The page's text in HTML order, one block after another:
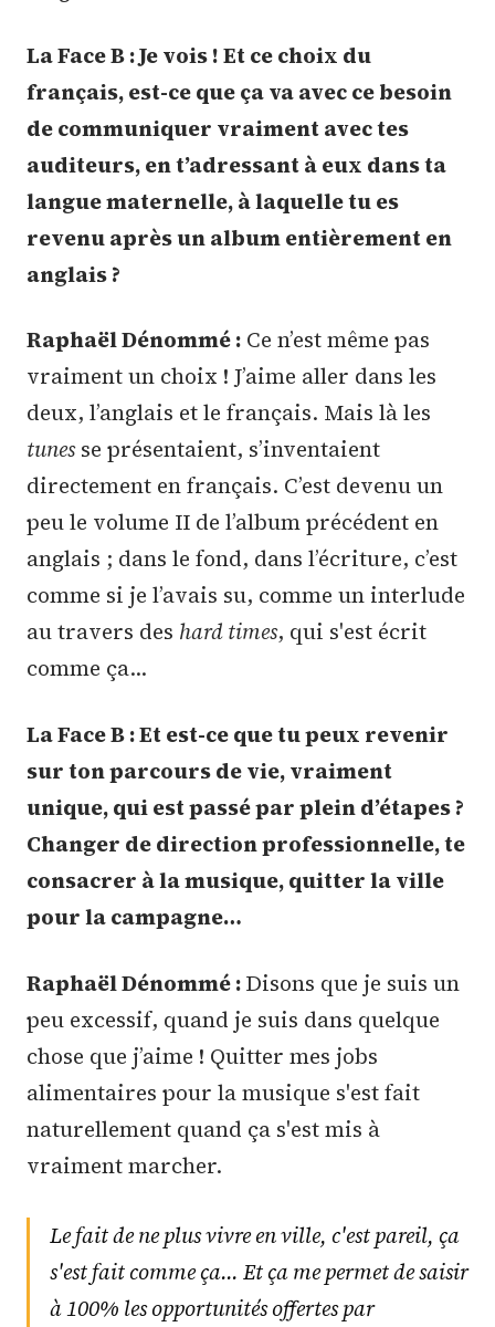
La Face B : Je vois ! Et ce choix du
français, est-ce que ça va avec ce besoin
de communiquer vraiment avec tes
auditeurs, en t’adressant à eux dans ta
langue maternelle, à laquelle tu es
revenu après un album entièrement en
anglais ?
Raphaël Dénommé : Ce n’est même pas
vraiment un choix ! J’aime aller dans les
deux, l’anglais et le français. Mais là les
tunesse présentaient, s’inventaient
directement en français. C’est devenu un
peu le volume II de l’album précédent en
anglais ; dans le fond, dans l’écriture, c’est
comme si je l’avais su, comme un interlude
au travers des hard times, qui s'est écrit
comme ça…
La Face B : Et est-ce que tu peux revenir
sur ton parcours de vie, vraiment
unique, qui est passé par plein d’étapes ?
Changer de direction professionnelle, te
consacrer à la musique, quitter la ville
pour la campagne…
Raphaël Dénommé :Disons que je suis un
peu excessif, quand je suis dans quelque
chose que j’aime ! Quitter mes jobs
alimentaires pour la musique s'est fait
naturellement quand ça s'est mis à
vraiment marcher.
Le fait de ne plus vivre en ville, c'est pareil, ça
s'est fait comme ça... Et ça me permet de saisir
à 100% les opportunités offertes par